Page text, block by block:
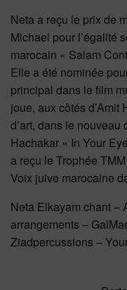
Neta a reçu le prix de
Michael pour l’égalité
marocain « Salam
Elle a été nominée
principal dans le film
joue, aux côtés
d’art, dans le
Hachakar « In Your
a reçu le Trophée
Voix juive marocaine
Neta Elkayam chant –
arrangements –
Ziadpercussions –